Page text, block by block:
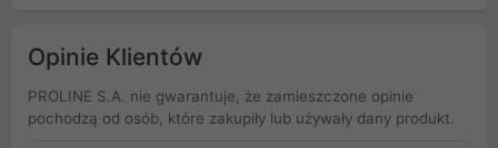
Opinie Klientów
PROLINE S.A. nie gwarantuje, że zamieszczone opinie
pochodzą od osób, które zakupiły lub używały dany produkt.